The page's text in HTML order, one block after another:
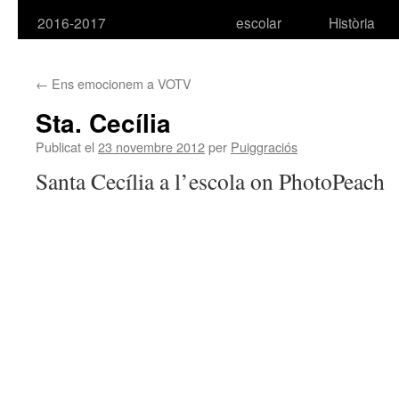
2016-2017
escolar
Història
← Ens emocionem a VOTV
Sta. Cecília
Publicat el 23 novembre 2012per Puiggraciós
Santa Cecília a l’escola on PhotoPeach